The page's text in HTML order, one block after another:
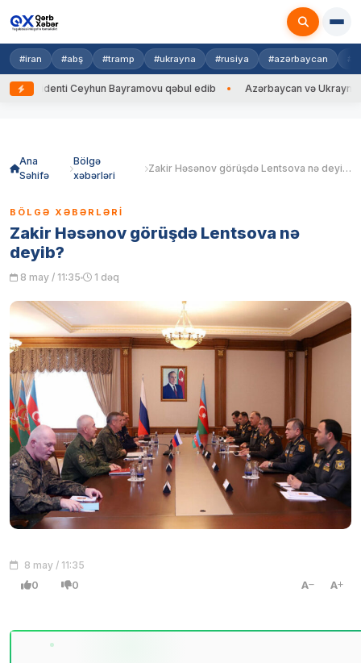
#iran #abş #tramp #ukrayna #rusiya #azərbaycan
Ceyhun Bayramovu qəbul edib Azərbaycan və Ukrayna XİN
Ana
Səhifə
Bölgə
xəbərləri
Zakir Həsənov görüşdə Lentsova nə deyib?
BÖLGƏ XƏBƏRLƏRI
Zakir Həsənov görüşdə Lentsova nə
deyib?
8 may / 11:35 1 dəq
8 may / 11:35
0 0 A A